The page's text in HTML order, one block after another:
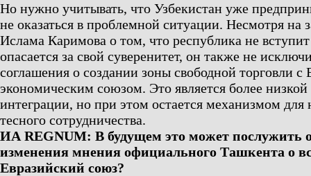
Но нужно учитывать, что Узбекистан уже
не оказаться в проблемной ситуации. Несмотря на
Ислама Каримова о том, что республика не
опасается за свой суверенитет, он также не
соглашения о создании зоны свободной торговли с
экономическим союзом. Это является более
интеграции, но при этом остается механизмом для
тесного сотрудничества.
ИА REGNUM: В будущем это может послужить
изменения мнения официального Ташкента о
Евразийский союз?